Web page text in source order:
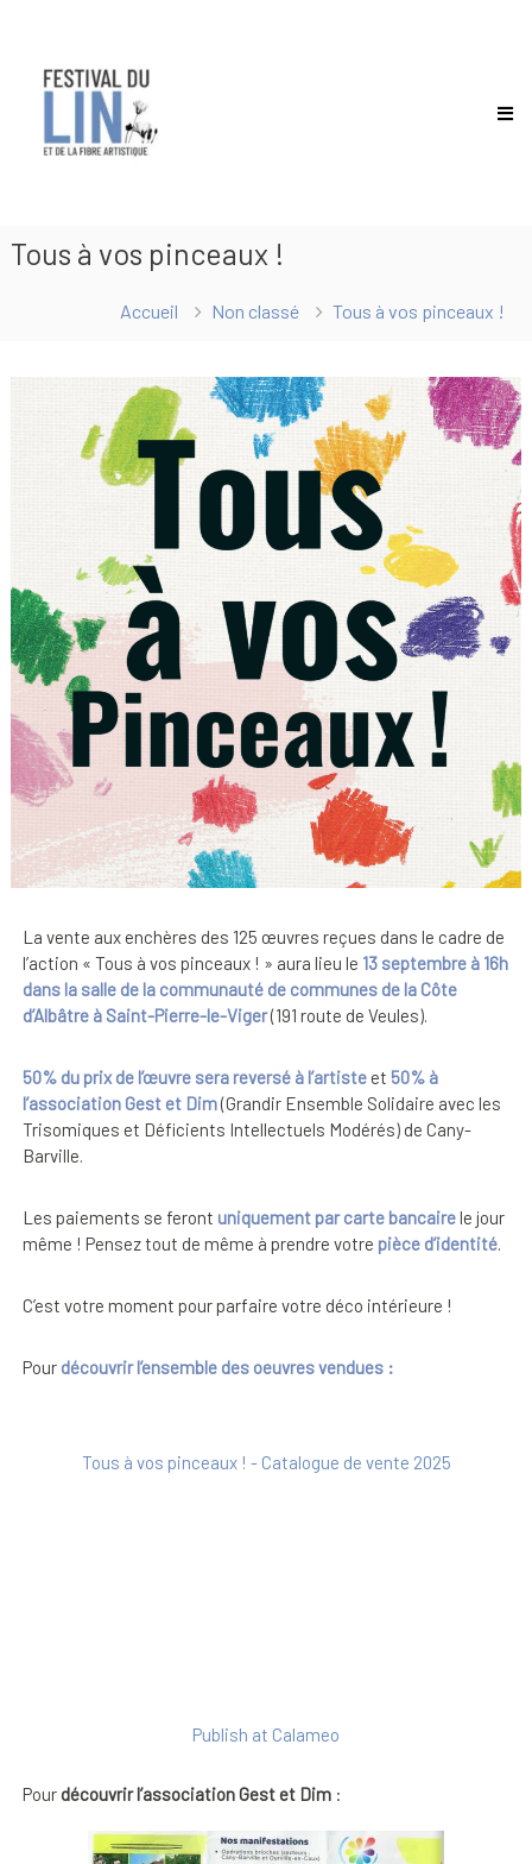
lin
Tous à vos pinceaux !
Accueil Non classé Tous à vos pinceaux !
La vente aux enchères des 125 œuvres reçues dans le cadre de
l’action « Tous à vos pinceaux ! » aura lieu le 13 septembre à 16h
dans la salle de la communauté de communes de la Côte
d’Albâtre à Saint-Pierre-le-Viger(191 route de Veules).
50% du prix de l’œuvre sera reversé à l’artisteet 50% à
l’association Gest et Dim(Grandir Ensemble Solidaire avec les
Trisomiques et Déficients Intellectuels Modérés) de Cany-
Barville.
Les paiements se feront uniquement par carte bancairele jour
même ! Pensez tout de même à prendre votre pièce d’identité.
C’est votre moment pour parfaire votre déco intérieure !
Pour découvrir l’ensemble des oeuvres vendues :
Tous à vos pinceaux ! - Catalogue de vente 2025
Publish at Calameo
Pour découvrir l’association Gest et Dim: